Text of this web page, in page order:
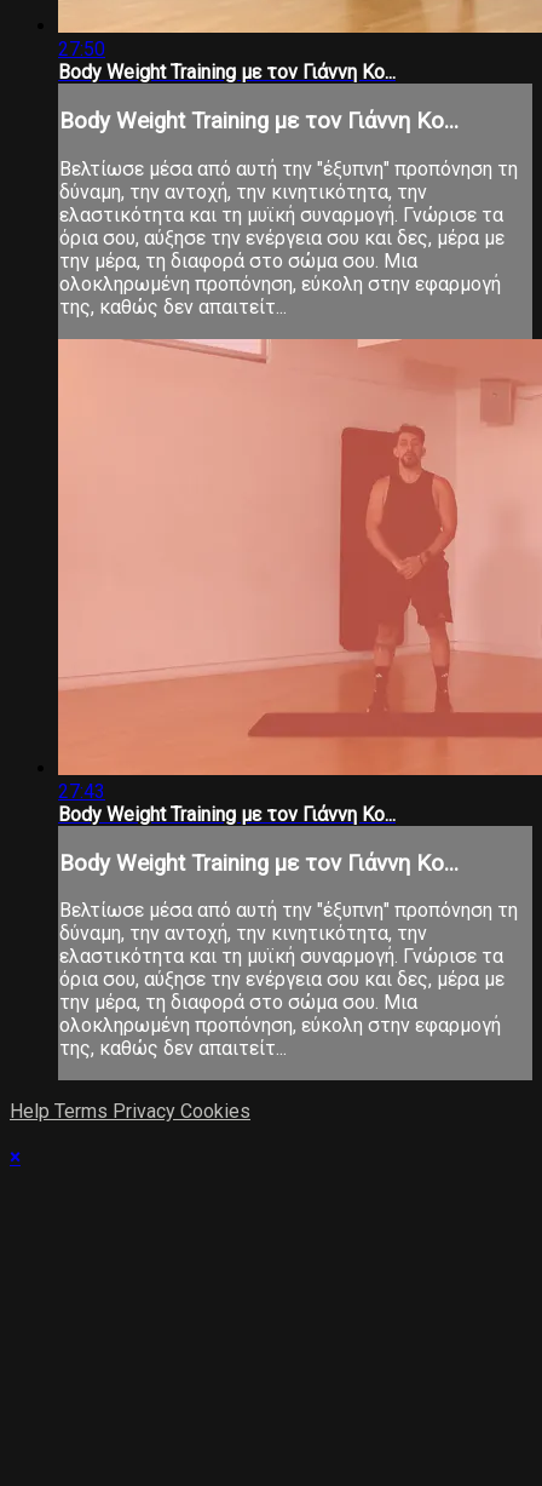
27:50
Body Weight Training με τον Γιάννη Κο...
Body Weight Training με τον Γιάννη Κο...
Βελτίωσε μέσα από αυτή την "έξυπνη" προπόνηση τη
δύναμη, την αντοχή, την κινητικότητα, την
ελαστικότητα και τη μυϊκή συναρμογή. Γνώρισε τα
όρια σου, αύξησε την ενέργεια σου και δες, μέρα με
την μέρα, τη διαφορά στο σώμα σου. Μια
ολοκληρωμένη προπόνηση, εύκολη στην εφαρμογή
της, καθώς δεν απαιτείτ...
27:43
Body Weight Training με τον Γιάννη Κο...
Body Weight Training με τον Γιάννη Κο...
Βελτίωσε μέσα από αυτή την "έξυπνη" προπόνηση τη
δύναμη, την αντοχή, την κινητικότητα, την
ελαστικότητα και τη μυϊκή συναρμογή. Γνώρισε τα
όρια σου, αύξησε την ενέργεια σου και δες, μέρα με
την μέρα, τη διαφορά στο σώμα σου. Μια
ολοκληρωμένη προπόνηση, εύκολη στην εφαρμογή
της, καθώς δεν απαιτείτ...
Help Terms Privacy Cookies
×